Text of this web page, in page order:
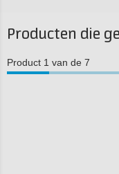
Producten die
Product 1 van de 7